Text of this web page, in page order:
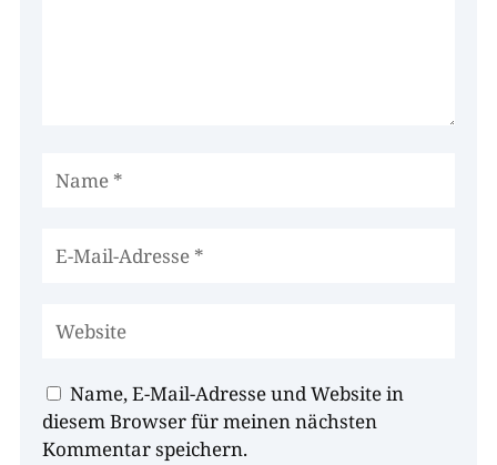
Name, E-Mail-Adresse und Website in
diesem Browser für meinen nächsten
Kommentar speichern.